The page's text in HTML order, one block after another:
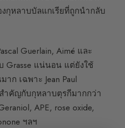
กุหลาบบัลแกเรียที่ถูกนำกลับ
Guerlain, Aimé และ
Grasse แน่นอน แต่ยังใช้
ก เฉพาะ Jean Paul
ำคัญกับกุหลาบตุรกีมากกว่า
APE, rose oxide,
ฯลฯ